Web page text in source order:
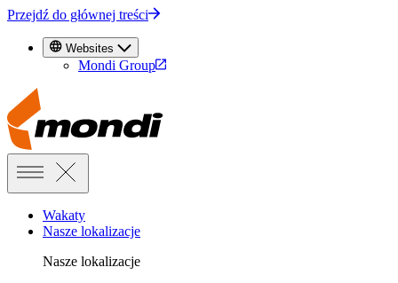
Przejdź do głównej treści
Websites
Mondi Group
Wakaty
Nasze lokalizacje
Nasze lokalizacje